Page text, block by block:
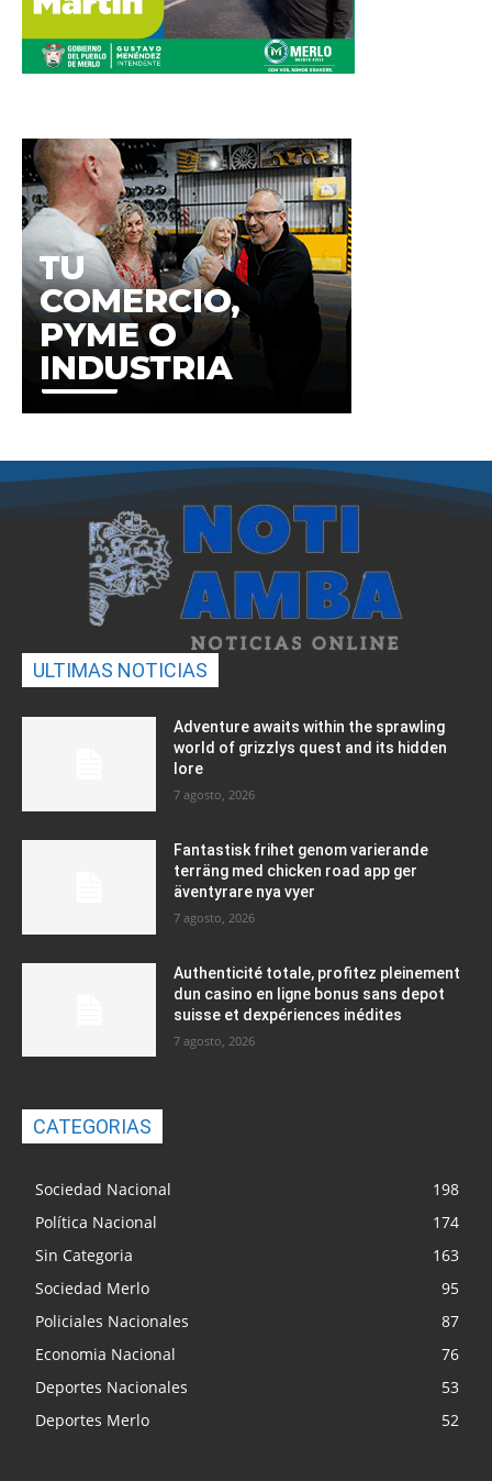
ULTIMAS NOTICIAS
Adventure awaits within the sprawling
world of grizzlys quest and its hidden
lore
7 agosto, 2026
Fantastisk frihet genom varierande
terräng med chicken road app ger
äventyrare nya vyer
7 agosto, 2026
Authenticité totale, profitez pleinement
dun casino en ligne bonus sans depot
suisse et dexpériences inédites
7 agosto, 2026
CATEGORIAS
Sociedad Nacional
198
Política Nacional
174
Sin Categoria
163
Sociedad Merlo
95
Policiales Nacionales
87
Economia Nacional
76
Deportes Nacionales
53
Deportes Merlo
52